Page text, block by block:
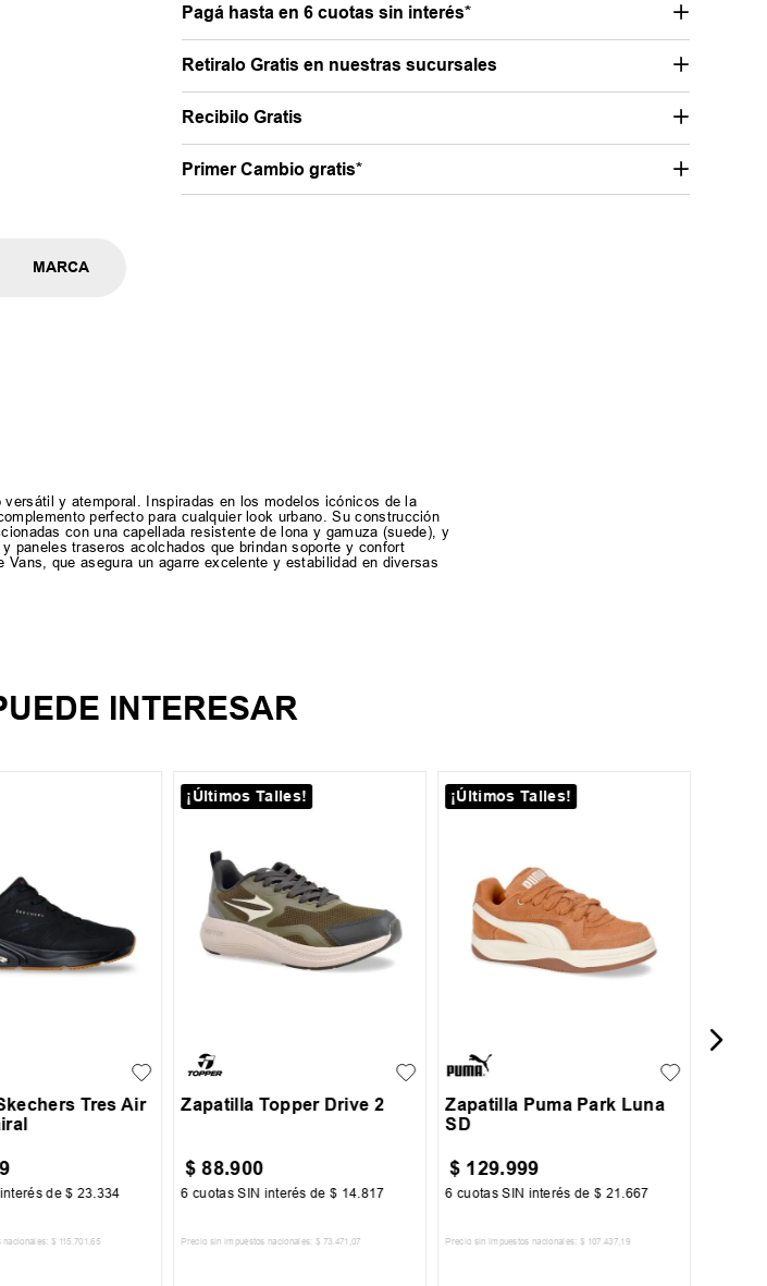
Pagá hasta en 6 cuotas sin interés*
Retiralo Gratis en nuestras sucursales
Recibilo Gratis
Primer Cambio gratis*
MARCA
y atemporal. Inspiradas en los modelos icónicos de la
perfecto para cualquier look urbano. Su construcción
con una capellada resistente de lona y gamuza (suede), y
paneles traseros acolchados que brindan soporte y confort
que asegura un agarre excelente y estabilidad en diversas
INTERESAR
Tres Air
de$ 23 334
nacionales: $ 115 .701 ,65
¡Últimos Talles!
Zapatilla Topper Drive 2
$ 88.900
6 cuotas SIN interés de$ 14 817
Precio sin impuestos nacionales: $ 73.471 ,07
¡Últimos Talles!
39
Zapatilla Puma Park Luna
SD
$ 129.999
6 cuotas SIN interés de$ 21 667
Precio sin impuestos nacionales: $ 107 .437,19